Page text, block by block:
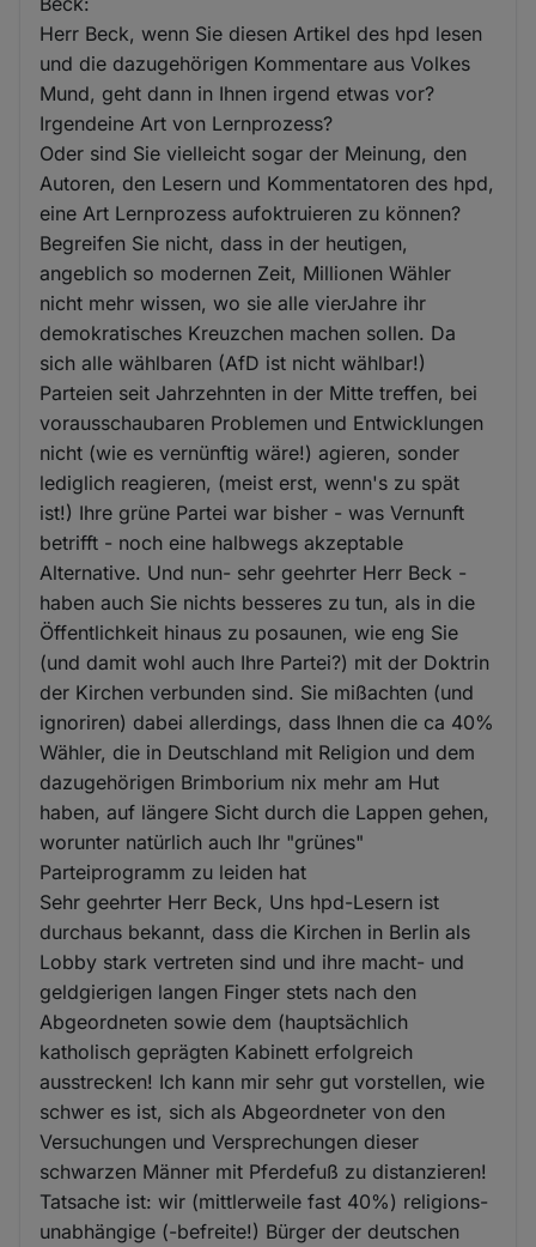
Herr Beck, wenn Sie diesen Artikel des hpd lesen
und die dazugehörigen Kommentare aus Volkes
Mund, geht dann in Ihnen irgend etwas vor?
Irgendeine Art von Lernprozess?
Oder sind Sie vielleicht sogar der Meinung, den
Autoren, den Lesern und Kommentatoren des hpd,
eine Art Lernprozess aufoktruieren zu können?
Begreifen Sie nicht, dass in der heutigen,
angeblich so modernen Zeit, Millionen Wähler
nicht mehr wissen, wo sie alle vierJahre ihr
demokratisches Kreuzchen machen sollen. Da
sich alle wählbaren (AfD ist nicht wählbar!)
Parteien seit Jahrzehnten in der Mitte treffen, bei
vorausschaubaren Problemen und Entwicklungen
nicht (wie es vernünftig wäre!) agieren, sonder
lediglich reagieren, (meist erst, wenn's zu spät
ist!) Ihre grüne Partei war bisher - was Vernunft
betrifft - noch eine halbwegs akzeptable
Alternative. Und nun- sehr geehrter Herr Beck -
haben auch Sie nichts besseres zu tun, als in die
Öffentlichkeit hinaus zu posaunen, wie eng Sie
(und damit wohl auch Ihre Partei?) mit der Doktrin
der Kirchen verbunden sind. Sie mißachten (und
ignoriren) dabei allerdings, dass Ihnen die ca 40%
Wähler, die in Deutschland mit Religion und dem
dazugehörigen Brimborium nix mehr am Hut
haben, auf längere Sicht durch die Lappen gehen,
worunter natürlich auch Ihr "grünes"
Parteiprogramm zu leiden hat
Sehr geehrter Herr Beck, Uns hpd-Lesern ist
durchaus bekannt, dass die Kirchen in Berlin als
Lobby stark vertreten sind und ihre macht- und
geldgierigen langen Finger stets nach den
Abgeordneten sowie dem (hauptsächlich
katholisch geprägten Kabinett erfolgreich
ausstrecken! Ich kann mir sehr gut vorstellen, wie
schwer es ist, sich als Abgeordneter von den
Versuchungen und Versprechungen dieser
schwarzen Männer mit Pferdefuß zu distanzieren!
Tatsache ist: wir (mittlerweile fast 40%) religions-
unabhängige (-befreite!) Bürger der deutschen